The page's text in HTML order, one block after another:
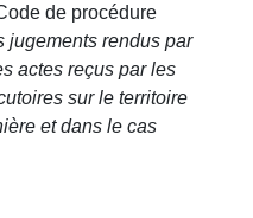
de procédure
jugements rendus par
actes reçus par les
sur le territoire
et dans le cas